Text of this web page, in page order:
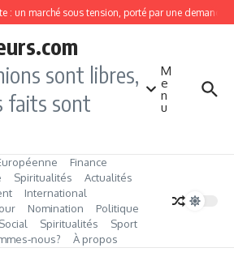
: un marché sous tension, porté par une demande
sont libres,
faits sont
M
e
n
u
Finance
Spiritualités
Actualités
International
Nomination
Politique
Social Spiritualités
Sport
À propos